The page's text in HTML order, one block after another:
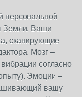
персональной
Земли. Ваши
сканирующие
Мозг –
согласно
Эмоции –
вашу